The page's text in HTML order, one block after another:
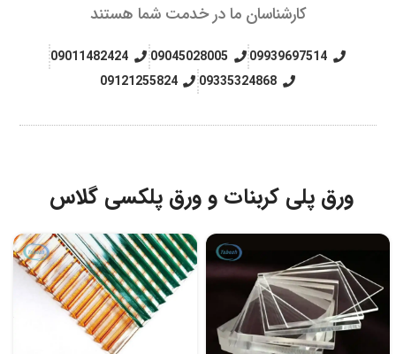
کارشناسان ما در خدمت شما هستند
09939697514
09045028005
09011482424
09335324868
09121255824
ورق پلی کربنات و ورق پلکسی گلاس